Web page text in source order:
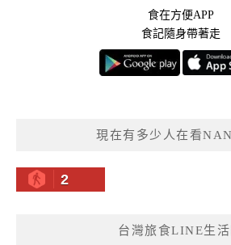
食在方便APP
食記隨身帶著走
現在有多少人在看
2
台灣旅食LINE生活